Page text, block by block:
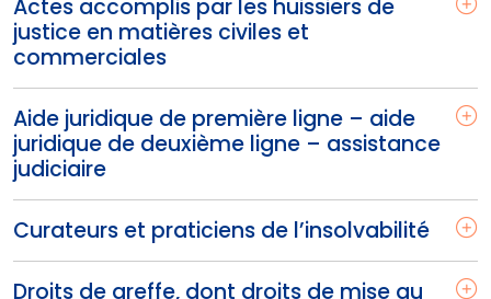
Actes accomplis par les huissiers de
justice en matières civiles et
commerciales
Aide juridique de première ligne – aide
juridique de deuxième ligne – assistance
judiciaire
Curateurs et praticiens de l’insolvabilité
Droits de greffe, dont droits de mise au